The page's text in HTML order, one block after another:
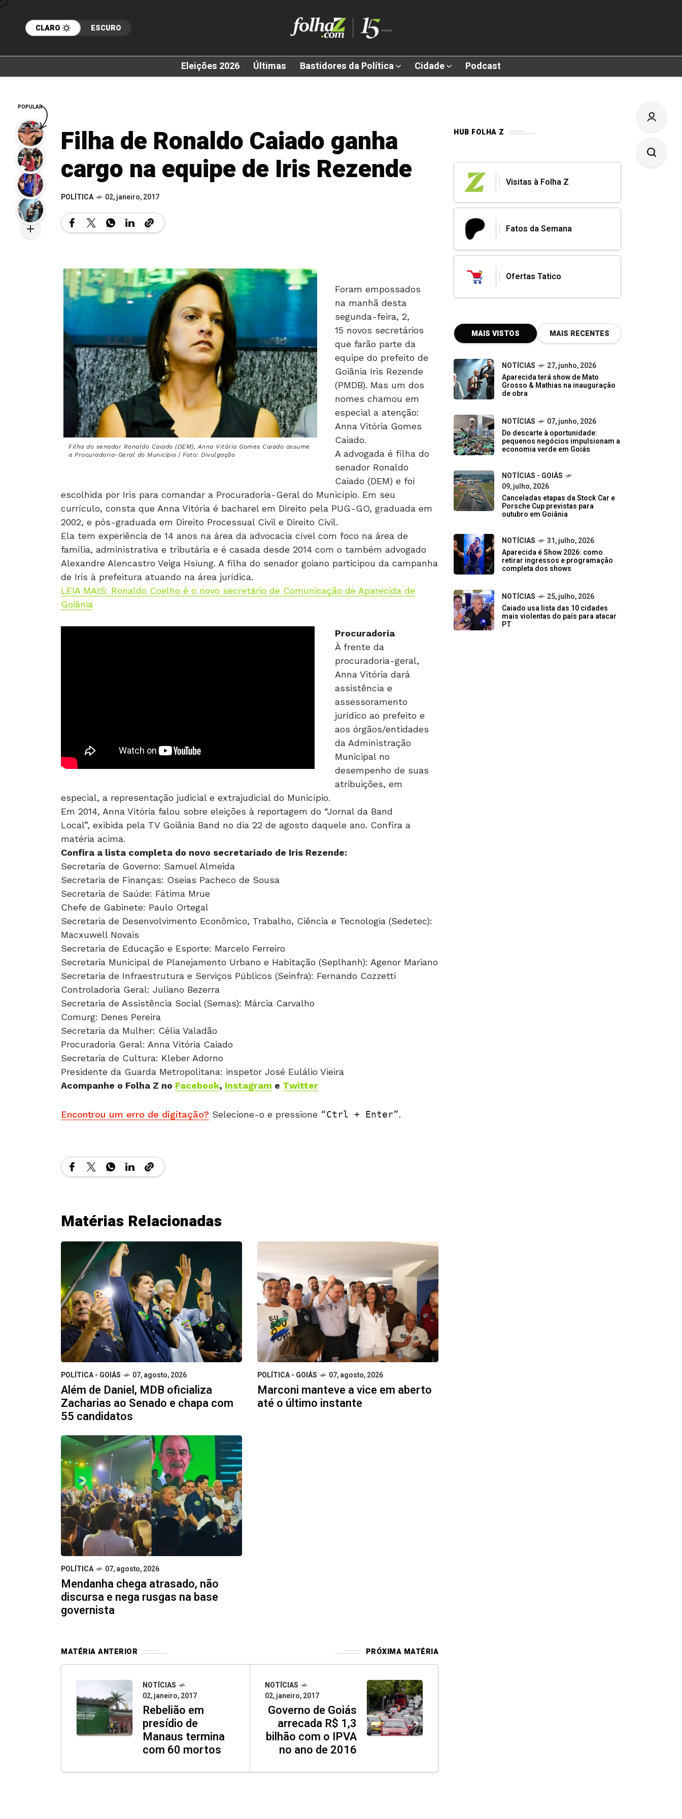
CLARO ESCURO
Eleições 2026 Últimas Bastidores da Política Cidade Podcast
Filha de Ronaldo Caiado ganha
cargo na equipe de Iris Rezende
POLÍTICA 02, janeiro, 2017
Filha do senador Ronaldo Caiado (DEM), Anna Vitória Gomes Caiado assume
a Procuradoria-Geral do Município | Foto: Divulgação
Foram empossados
na manhã desta
segunda-feira, 2,
15 novos secretários
que farão parte da
equipe do prefeito de
Goiânia Iris Rezende
(PMDB). Mas um dos
nomes chamou em
especial a atenção:
Anna Vitória Gomes
Caiado.
A advogada é filha do
senador Ronaldo
Caiado (DEM) e foi
escolhida por Iris para comandar a Procuradoria-Geral do Município. Em seu
currículo, consta que Anna Vitória é bacharel em Direito pela PUG-GO, graduada em
2002, e pós-graduada em Direito Processual Civil e Direito Civil.
Ela tem experiência de 14 anos na área da advocacia cível com foco na área de
família, administrativa e tributária e é casada desde 2014 com o também advogado
Alexandre Alencastro Veiga Hsiung. A filha do senador goiano participou da campanha
de Iris à prefeitura atuando na área jurídica.
LEIA MAIS: Ronaldo Coelho é o novo secretário de Comunicação de Aparecida de
Goiânia
Procuradoria
À frente da
procuradoria-geral,
Anna Vitória dará
assistência e
assessoramento
jurídico ao prefeito e
aos órgãos/entidades
da Administração
Municipal no
desempenho de suas
atribuições, em
especial, a representação judicial e extrajudicial do Município.
Em 2014, Anna Vitória falou sobre eleições à reportagem do “Jornal da Band
Local”, exibida pela TV Goiânia Band no dia 22 de agosto daquele ano. Confira a
matéria acima.
Confira a lista completa do novo secretariado de Iris Rezende:
Secretaria de Governo: Samuel Almeida
Secretaria de Finanças: Oseias Pacheco de Sousa
Secretaria de Saúde: Fátima Mrue
Chefe de Gabinete: Paulo Ortegal
Secretaria de Desenvolvimento Econômico, Trabalho, Ciência e Tecnologia (Sedetec):
Macxuwell Novais
Secretaria de Educação e Esporte: Marcelo Ferreiro
Secretaria Municipal de Planejamento Urbano e Habitação (Seplhanh): Agenor Mariano
Secretaria de Infraestrutura e Serviços Públicos (Seinfra): Fernando Cozzetti
Controladoria Geral: Juliano Bezerra
Secretaria de Assistência Social (Semas): Márcia Carvalho
Comurg: Denes Pereira
Secretaria da Mulher: Célia Valadão
Procuradoria Geral: Anna Vitória Caiado
Secretaria de Cultura: Kleber Adorno
Presidente da Guarda Metropolitana: inspetor José Eulálio Vieira
Acompanhe o Folha Z no Facebook, Instagram e Twitter
Encontrou um erro de digitação? Selecione-o e pressione Ctrl + Enter .
Matérias Relacionadas
POLÍTICA - GOIÁS 07, agosto, 2026
Além de Daniel, MDB oficializa
Zacharias ao Senado e chapa com
55 candidatos
POLÍTICA - GOIÁS 07, agosto, 2026
Marconi manteve a vice em aberto
até o último instante
POLÍTICA 07, agosto, 2026
Mendanha chega atrasado, não
discursa e nega rusgas na base
governista
MATÉRIA ANTERIOR PRÓXIMA MATÉRIA
NOTÍCIAS
02, janeiro, 2017
Rebelião em
presídio de
Manaus termina
com 60 mortos
NOTÍCIAS
02, janeiro, 2017
Governo de Goiás
arrecada R$ 1,3
bilhão com o IPVA
no ano de 2016
HUB FOLHA Z
Visitas à Folha Z
Fatos da Semana
Ofertas Tatico
MAIS VISTOS MAIS RECENTES
NOTÍCIAS
27, junho, 2026
Aparecida terá show de Mato
Grosso & Mathias na inauguração
de obra
NOTÍCIAS
07, junho, 2026
Do descarte à oportunidade:
pequenos negócios impulsionam a
economia verde em Goiás
NOTÍCIAS - GOIÁS
09, julho, 2026
Canceladas etapas da Stock Car e
Porsche Cup previstas para
outubro em Goiânia
NOTÍCIAS
31, julho, 2026
Aparecida é Show 2026: como
retirar ingressos e programação
completa dos shows
NOTÍCIAS
25, julho, 2026
Caiado usa lista das 10 cidades
mais violentas do país para atacar
PT
POPULAR